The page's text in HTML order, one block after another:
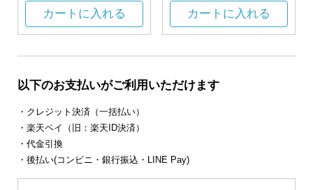
カートに入れる カートに入れる
以下のお支払いがご利用いただけます
・クレジット決済（一括払い）
・楽天ペイ（旧：楽天ID決済）
・代金引換
・後払い(コンビニ・銀行振込・LINE Pay)